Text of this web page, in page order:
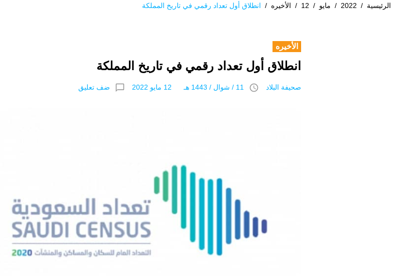
الرئيسية /
2022
/ مايو /
12
/ الأخيره / انطلاق أول تعداد رقمي في تاريخ المملكة
الأخيره
انطلاق أول تعداد رقمي في تاريخ المملكة
صحيفة البلاد access_time 11 / شوال / 1443 هـ 12 مايو 2022 chat_bubble_outline ضف تعليق